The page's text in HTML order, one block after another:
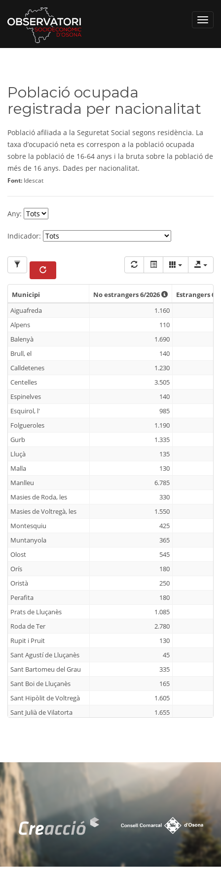
Població ocupada
registrada per nacionalitat
Població afiliada a la Seguretat Social segons residència. La
taxa d’ocupació neta es correspon a la població ocupada
sobre la població de 16-64 anys i la bruta sobre la població de
més de 16 anys. Dades per nacionalitat.
Font: Idescat
Any:
Indicador:
Municipi No estrangers 6/2026 Estrangers 6/
Municipi No estrangers 6/2026
Estrangers 6/
Aiguafreda
1.160
Alpens
110
Balenyà
1.690
Brull, el
140
Calldetenes
1.230
Centelles
3.505
Espinelves
140
Esquirol, l'
985
Folgueroles
1.190
Gurb
1.335
Lluçà
135
Malla
130
Manlleu
6.785
Masies de Roda, les
330
Masies de Voltregà, les
1.550
Montesquiu
425
Muntanyola
365
Olost
545
Orís
180
Oristà
250
Perafita
180
Prats de Lluçanès
1.085
Roda de Ter
2.780
Rupit i Pruit
130
Sant Agustí de Lluçanès
45
Sant Bartomeu del Grau
335
Sant Boi de Lluçanès
165
Sant Hipòlit de Voltregà
1.605
Sant Julià de Vilatorta
1.655
Sant Quirze de Besora
Sant Sadurní d'Osormort
45
Sant Vicenç de Torelló
Santa Cecília de Voltregà
Santa Eugènia de Berga
1.030
Santa Eulàlia de Riuprimer
Santa Maria de Besora